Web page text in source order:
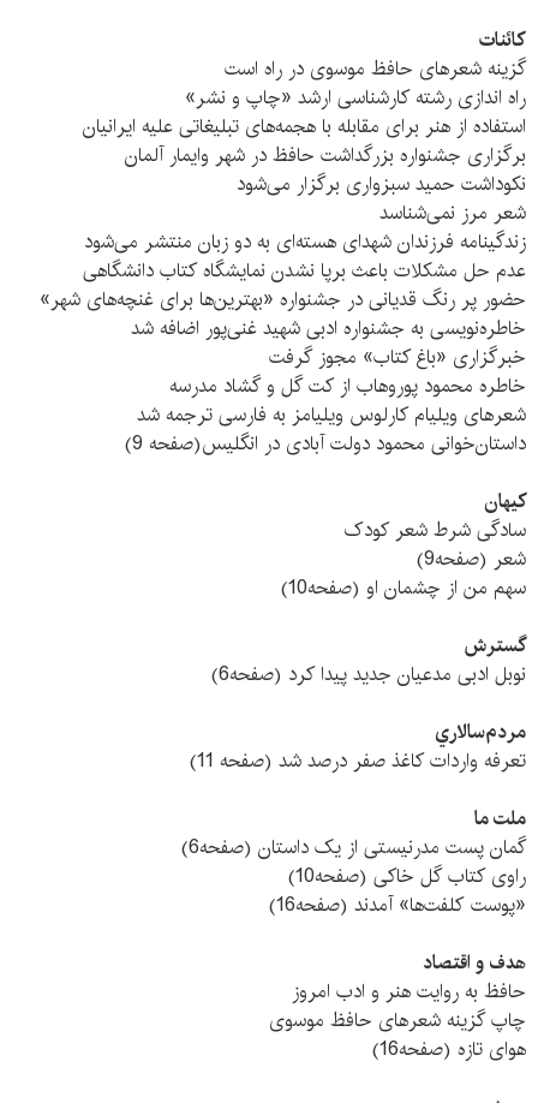
كائنات
گزینه شعرهای حافظ موسوی در راه است
راه اندازی رشته کارشناسی ارشد «چاپ و نشر»
استفاده از هنر برای مقابله با هجمه‌های تبلیغاتی علیه ایرانیان
برگزاری جشنواره بزرگداشت حافظ در شهر وایمار آلمان
نکوداشت حمید سبزواری برگزار می‌شود
شعر مرز نمی‌شناسد
زندگینامه فرزندان شهدای هسته‌ای به دو زبان منتشر می‌شود
عدم حل مشکلات باعث برپا نشدن نمایشگاه کتاب‌ دانشگاهی
حضور پر رنگ قدیانی در جشنواره «بهترین‌ها برای غنچه‌های شهر»
خاطره‌نویسی به جشنواره ادبی شهید غنی‌پور اضافه شد
خبرگزاری «باغ کتاب» مجوز گرفت
خاطره محمود پوروهاب از کت گل و گشاد مدرسه
شعرهای ویلیام کارلوس ویلیامز به فارسی ترجمه شد
داستان‌خوانی محمود دولت آبادی در انگلیس(صفحه 9)
کیهان
سادگی شرط شعر کودک
شعر (صفحه9)
سهم من از چشمان او (صفحه10)
گسترش
نوبل ادبی مدعیان جدید پیدا کرد (صفحه6)
مردم‌سالاري
تعرفه واردات کاغذ صفر درصد شد (صفحه 11)
ملت ما
گمان پست مدرنیستی از یک داستان (صفحه6)
راوی کتاب گل خاکی (صفحه10)
«پوست كلفت‌ها» آمدند (صفحه16)
هدف و اقتصاد
حافظ به روایت هنر و ادب امروز
چاپ گزینه شعرهای حافظ موسوی
هوای تازه (صفحه16)